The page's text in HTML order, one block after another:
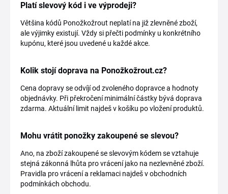
Platí slevový kód i ve výprodeji?
Většina kódů Ponožkožrout neplatí na již zlevněné zboží,
ale výjimky existují. Vždy si přečti podmínky u konkrétního
kupónu, které jsou uvedené u každé akce.
Kolik stojí doprava na Ponožkožrout.cz?
Cena dopravy se odvíjí od zvoleného dopravce a hodnoty
objednávky. Při překročení minimální částky bývá doprava
zdarma. Aktuální limit najdeš v košíku po vložení produktů.
Mohu vrátit ponožky zakoupené se slevou?
Ano, na zboží zakoupené se slevovým kódem se vztahuje
stejná zákonná lhůta pro vrácení jako na nezlevněné zboží.
Pravidla pro vrácení a reklamaci najdeš v obchodních
podmínkách obchodu.